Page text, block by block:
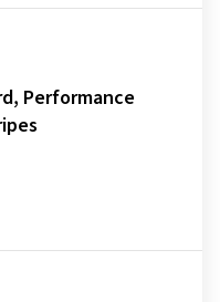
Performance